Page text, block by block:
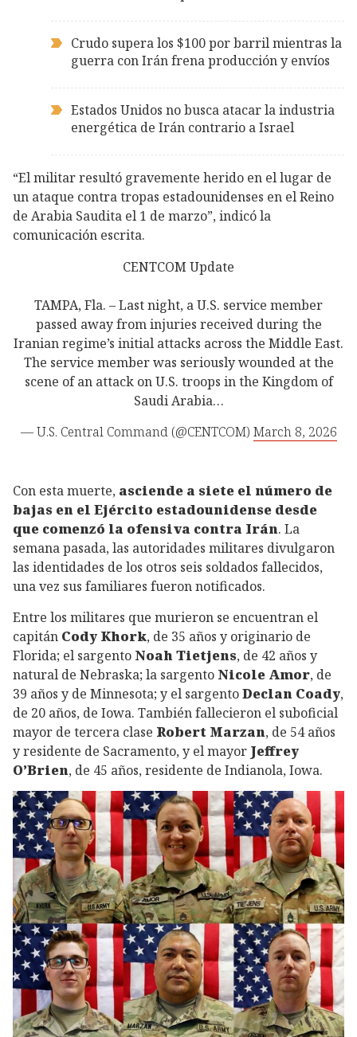
Crudo supera los $100 por barril mientras la
guerra con Irán frena producción y envíos
Estados Unidos no busca atacar la industria
energética de Irán contrario a Israel
“El militar resultó gravemente herido en el lugar de
un ataque contra tropas estadounidenses en el Reino
de Arabia Saudita el 1 de marzo”, indicó la
comunicación escrita.
CENTCOM Update
TAMPA, Fla. – Last night, a U.S. service member
passed away from injuries received during the
Iranian regime’s initial attacks across the Middle East.
The service member was seriously wounded at the
scene of an attack on U.S. troops in the Kingdom of
Saudi Arabia…
— U.S. Central Command (@CENTCOM) March 8, 2026
Con esta muerte, asciende a siete el número de
bajas en el Ejército estadounidense desde
que comenzó la ofensiva contra Irán. La
semana pasada, las autoridades militares divulgaron
las identidades de los otros seis soldados fallecidos,
una vez sus familiares fueron notificados.
Entre los militares que murieron se encuentran el
capitán Cody Khork, de 35 años y originario de
Florida; el sargento Noah Tietjens, de 42 años y
natural de Nebraska; la sargento Nicole Amor, de
39 años y de Minnesota; y el sargentoDeclan Coady,
de 20 años, de Iowa. También fallecieron el suboficial
mayor de tercera clase Robert Marzan, de 54 años
y residente de Sacramento, y el mayor Jeffrey
O’Brien, de 45 años, residente de Indianola, Iowa.